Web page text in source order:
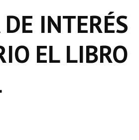
INTERÉS
EL LIBRO